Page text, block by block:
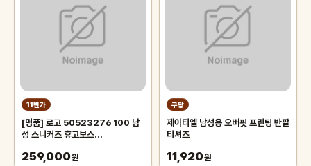
11번가
[명품] 로고 50523276 100 남
성 스니커즈 휴고보스
259,000원
쿠팡
제이티엘 남성용 오버핏 프린팅 반팔
티셔츠
11,920원